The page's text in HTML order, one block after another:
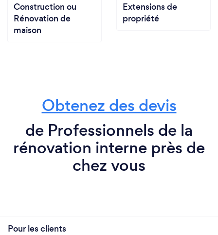
Construction ou
Rénovation de
maison
Extensions de
propriété
Obtenez des devis
de Professionnels de la
rénovation interne près de
chez vous
Pour les clients